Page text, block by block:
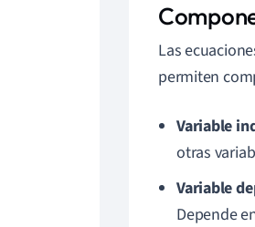
Las
permiten
Variable
otras
Variable
Depende